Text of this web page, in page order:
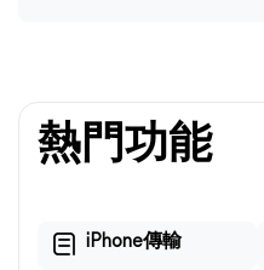
熱門功能
iPhone傳輸